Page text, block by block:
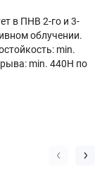
в ПНВ 2-го и 3-
облучении.
min.
min. 440H по